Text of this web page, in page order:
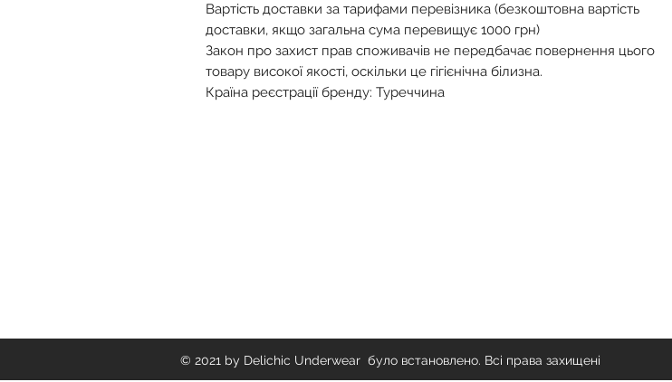
Вартість доставки за тарифами перевізника (безкоштовна вартість
доставки, якщо загальна сума перевищує 1000 грн)
Закон про захист прав споживачів не передбачає повернення цього
товару високої якості, оскільки це гігієнічна білизна.
Країна реєстрації бренду: Туреччина
© 2021 by Delichic Underwear було встановлено. Всі права захищені